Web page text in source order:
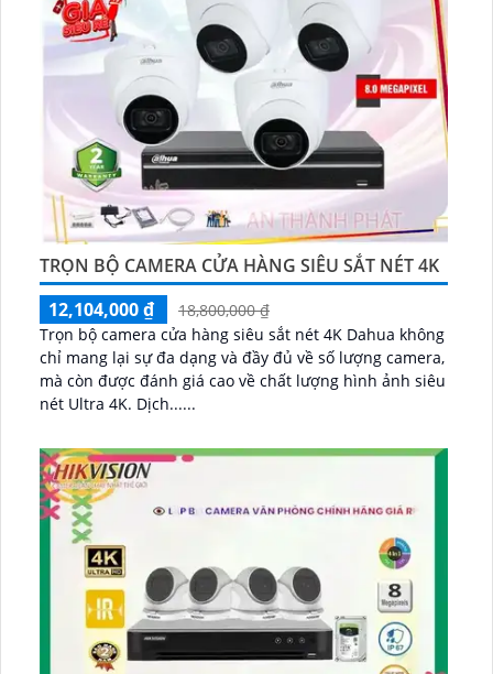
TRỌN BỘ CAMERA CỬA HÀNG SIÊU SẮT NÉT 4K
12,104,000 ₫
18,800,000 ₫
Trọn bộ camera cửa hàng siêu sắt nét 4K Dahua không
chỉ mang lại sự đa dạng và đầy đủ về số lượng camera,
mà còn được đánh giá cao về chất lượng hình ảnh siêu
nét Ultra 4K. Dịch......